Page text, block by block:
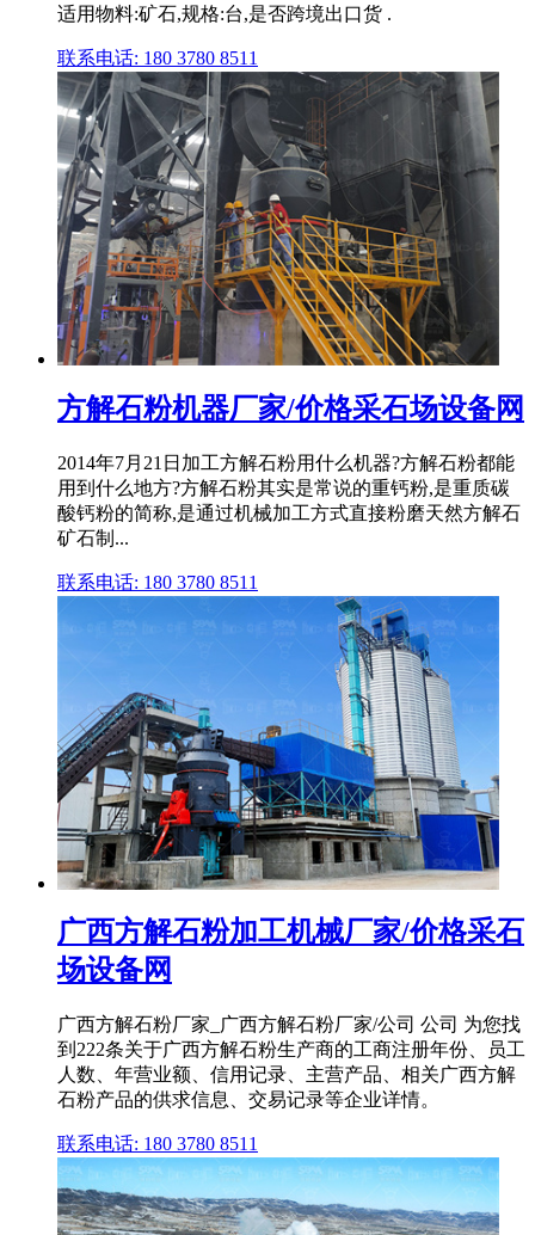
适用物料:矿石,规格:台,是否跨境出口货 .
联系电话: 180 3780 8511
方解石粉机器厂家/价格采石场设备网
2014年7月21日加工方解石粉用什么机器?方解石粉都能
用到什么地方?方解石粉其实是常说的重钙粉,是重质碳
酸钙粉的简称,是通过机械加工方式直接粉磨天然方解石
矿石制...
联系电话: 180 3780 8511
广西方解石粉加工机械厂家/价格采石
场设备网
广西方解石粉厂家_广西方解石粉厂家/公司 公司 为您找
到222条关于广西方解石粉生产商的工商注册年份、员工
人数、年营业额、信用记录、主营产品、相关广西方解
石粉产品的供求信息、交易记录等企业详情。
联系电话: 180 3780 8511